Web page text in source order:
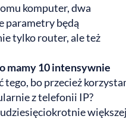
komputer, dwa
parametry będą
tylko router, ale też
mamy 10 intensywnie
tego, bo przecież
z telefonii IP?
większej